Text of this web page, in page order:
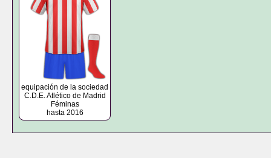
equipación de la sociedad
C.D.E. Atlético de Madrid
Féminas
hasta 2016